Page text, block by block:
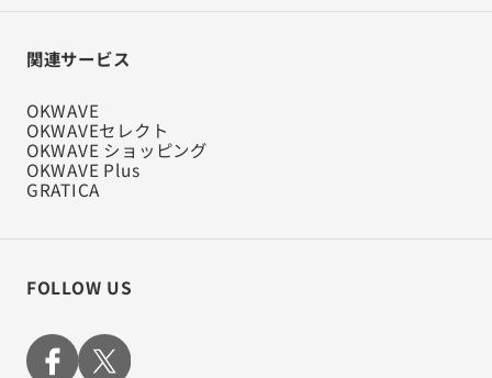
関連サービス
OKWAVE
OKWAVEセレクト
OKWAVE ショッピング
OKWAVE Plus
GRATICA
FOLLOW US